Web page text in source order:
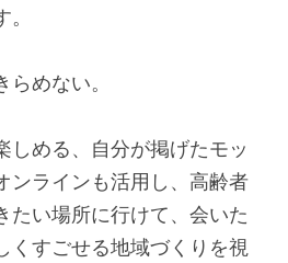
めない。
しめる、自分が掲げたモッ
ンラインも活用し、高齢者
たい場所に行けて、会いた
くすごせる地域づくりを視